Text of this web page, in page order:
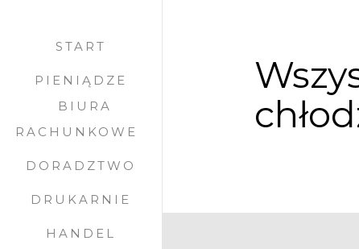
START
PIENIĄDZE
BIURA
RACHUNKOWE
DORADZTWO
DRUKARNIE
HANDEL